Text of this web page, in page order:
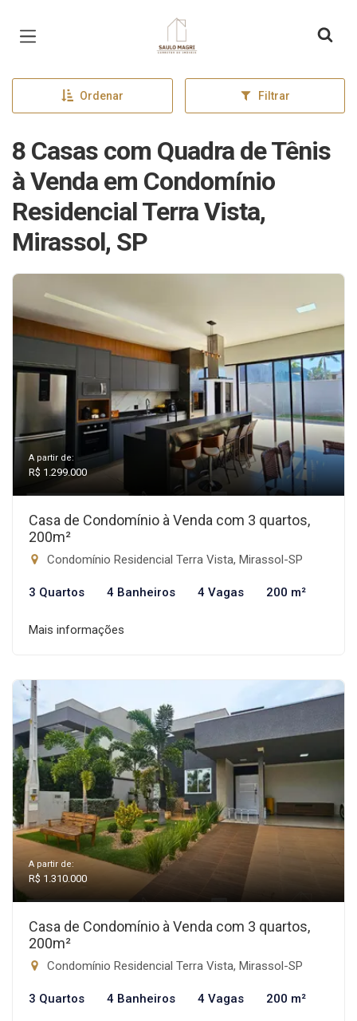
Página inicial
Ordenar Filtrar
8 Casas com Quadra de Tênis
à Venda em Condomínio
Residencial Terra Vista,
Mirassol, SP
A partir de:
R$ 1.299.000
Casa de Condomínio à Venda com 3 quartos,
200m²
Condomínio Residencial Terra Vista, Mirassol-SP
3 Quartos 4 Banheiros 4 Vagas 200 m²
Mais informações
A partir de:
R$ 1.310.000
Casa de Condomínio à Venda com 3 quartos,
200m²
Condomínio Residencial Terra Vista, Mirassol-SP
3 Quartos 4 Banheiros 4 Vagas 200 m²